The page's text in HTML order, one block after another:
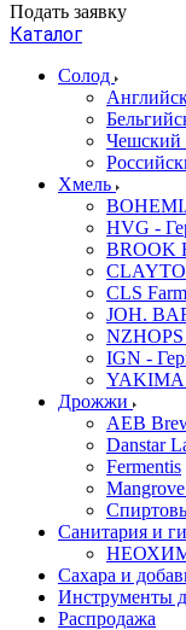
Подать заявку
Каталог
Солод
Чешский
Хмель
HVG -
BROOK
CLS
JOH.
NZHOPS
IGN -
Дрожжи
AEB
Danstar
Fermentis
Санитария и
Сахара и
Инструменты
Распродажа